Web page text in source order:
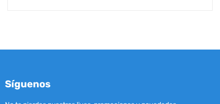
Síguenos